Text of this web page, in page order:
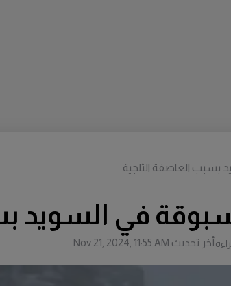
أخر تحديث Nov 21, 2024, 11:55 AM
في السويد
بسبب العاصفة الثلجية